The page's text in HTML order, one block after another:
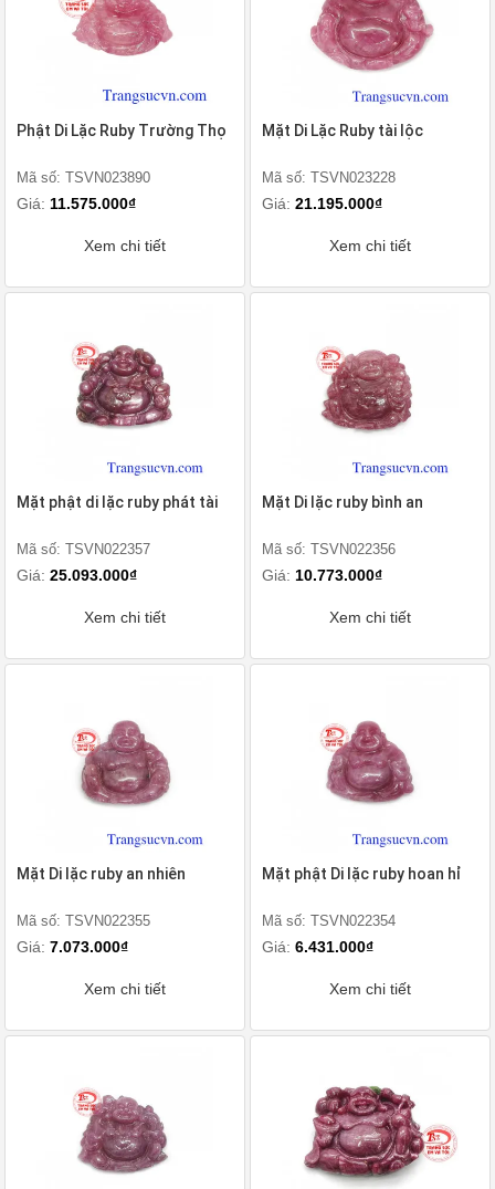
Phật Di Lặc Ruby Trường Thọ
Mã số: TSVN023890
Giá: 11.575.000₫
Xem chi tiết
Mặt Di Lặc Ruby tài lộc
Mã số: TSVN023228
Giá: 21.195.000₫
Xem chi tiết
Mặt phật di lặc ruby phát tài
Mã số: TSVN022357
Giá: 25.093.000₫
Xem chi tiết
Mặt Di lặc ruby bình an
Mã số: TSVN022356
Giá: 10.773.000₫
Xem chi tiết
Mặt Di lặc ruby an nhiên
Mã số: TSVN022355
Giá: 7.073.000₫
Xem chi tiết
Mặt phật Di lặc ruby hoan hỉ
Mã số: TSVN022354
Giá: 6.431.000₫
Xem chi tiết